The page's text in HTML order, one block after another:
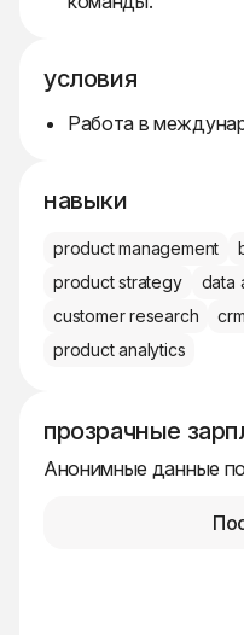
условия
Работа в
навыки
product management
product strategy
data
customer research
crm
product analytics
прозрачные
Анонимные данные